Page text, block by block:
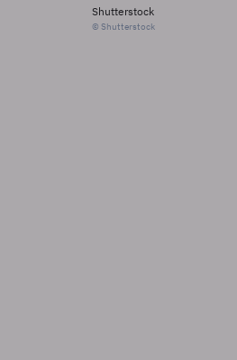
Shutterstock
© Shutterstock